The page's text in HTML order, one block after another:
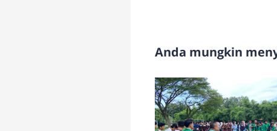
Anda mungkin